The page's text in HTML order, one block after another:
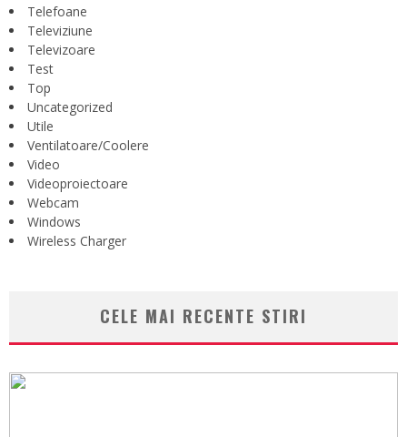
Telefoane
Televiziune
Televizoare
Test
Top
Uncategorized
Utile
Ventilatoare/Coolere
Video
Videoproiectoare
Webcam
Windows
Wireless Charger
CELE MAI RECENTE STIRI